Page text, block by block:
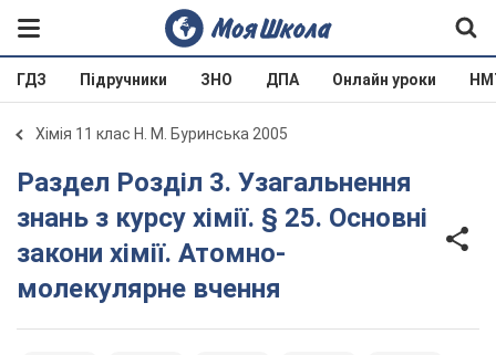
ГДЗ Підручники ЗНО ДПА Онлайн уроки
Хімія 11 клас Н. М. Буринська 2005
Раздел Розділ 3. Узагальнення
знань з курсу хімії. § 25. Основні
закони хімії. Атомно-
молекулярне вчення